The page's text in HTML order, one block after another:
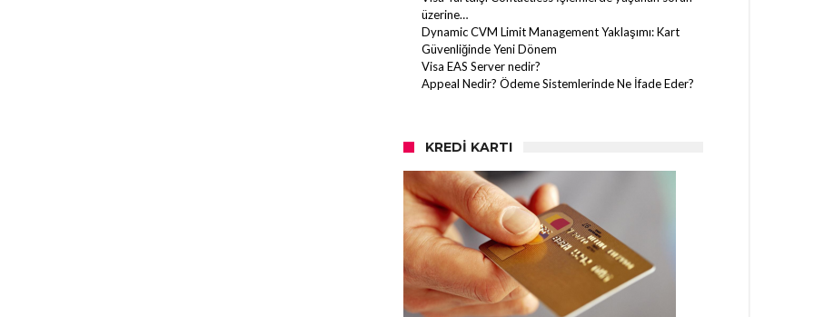
üzerine…
Dynamic CVM Limit Management Yaklaşımı: Kart
Güvenliğinde Yeni Dönem
Visa EAS Server nedir?
Appeal Nedir? Ödeme Sistemlerinde Ne İfade Eder?
KREDI KARTI